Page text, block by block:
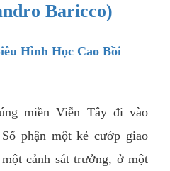
Baricco)
Hình Học Cao Bồi
miền Viễn Tây đi vào
phận một kẻ cướp giao
cảnh sát trưởng, ở một